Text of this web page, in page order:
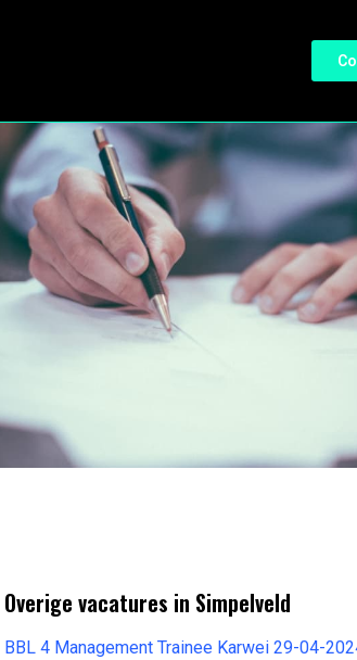
Overige vacatures in Simpelveld
BBL 4 Management Trainee Karwei 29-04-